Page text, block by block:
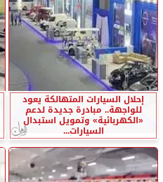
إحلال السيارات المتهالكة يعود
للواجهة.. مبادرة جديدة لدعم
«الكهربائية» وتمويل استبدال
السيارات...